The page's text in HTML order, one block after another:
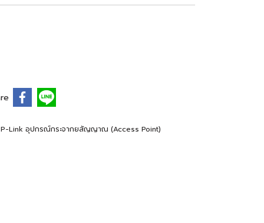
Link อุปกรณ์กระจากยสัญญาณ (Access Point)